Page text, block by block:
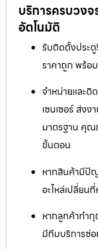
บริการครบวงจ
อัตโนมัติ
รับติดตั้งประ
ราคาถูก พร้อ
จำหน่ายและติ
เซนเซอร์ ส่ง
มาตรฐาน คุณ
ขั้นตอน
หากสินค้ามีปัญ
อะไหล่เปลี่ยน
หากลูกค้าทำ
มีทีมบริการซ่